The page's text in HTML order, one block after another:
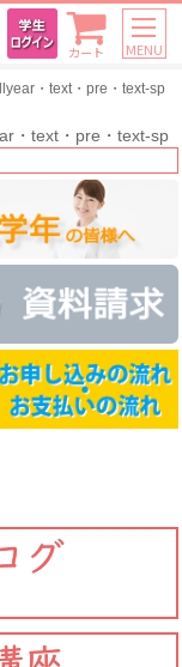
カート MENU
・text・pre・text-sp
・text・pre・text-sp